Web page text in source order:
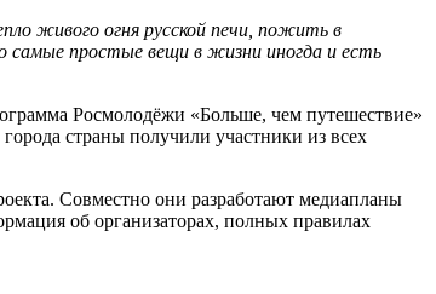
живого огня русской печи, пожить в
самые простые вещи в жизни иногда и есть
Росмолодёжи «Больше, чем путешествие»
страны получили участники из всех
Совместно они разработают медиапланы
об организаторах, полных правилах